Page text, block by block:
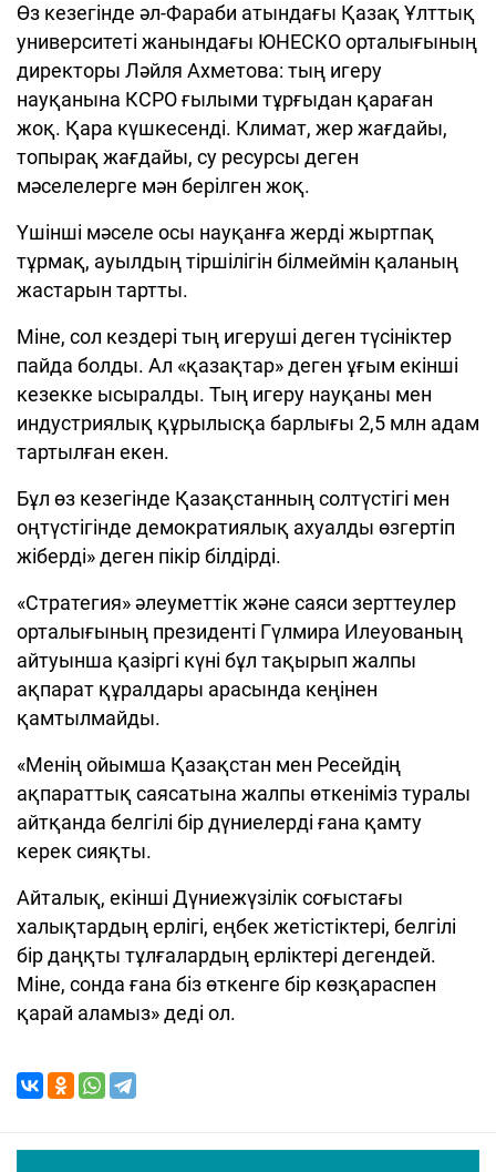
Өз кезегінде әл-Фараби атындағы Қазақ Ұлттық
университеті жанындағы ЮНЕСКО орталығының
директоры Ләйля Ахметова: тың игеру
науқанына КСРО ғылыми тұрғыдан қараған
жоқ. Қара күшкесенді. Климат, жер жағдайы,
топырақ жағдайы, су ресурсы деген
мәселелерге мән берілген жоқ.
Үшінші мәселе осы науқанға жерді жыртпақ
тұрмақ, ауылдың тіршілігін білмеймін қаланың
жастарын тартты.
Міне, сол кездері тың игеруші деген түсініктер
пайда болды. Ал «қазақтар» деген ұғым екінші
кезекке ысыралды. Тың игеру науқаны мен
индустриялық құрылысқа барлығы 2,5 млн адам
тартылған екен.
Бұл өз кезегінде Қазақстанның солтүстігі мен
оңтүстігінде демократиялық ахуалды өзгертіп
жіберді» деген пікір білдірді.
«Стратегия» әлеуметтік және саяси зерттеулер
орталығының президенті Гүлмира Илеуованың
айтуынша қазіргі күні бұл тақырып жалпы
ақпарат құралдары арасында кеңінен
қамтылмайды.
«Менің ойымша Қазақстан мен Ресейдің
ақпараттық саясатына жалпы өткеніміз туралы
айтқанда белгілі бір дүниелерді ғана қамту
керек сияқты.
Айталық, екінші Дүниежүзілік соғыстағы
халықтардың ерлігі, еңбек жетістіктері, белгілі
бір даңқты тұлғалардың ерліктері дегендей.
Міне, сонда ғана біз өткенге бір көзқараспен
қарай аламыз» деді ол.